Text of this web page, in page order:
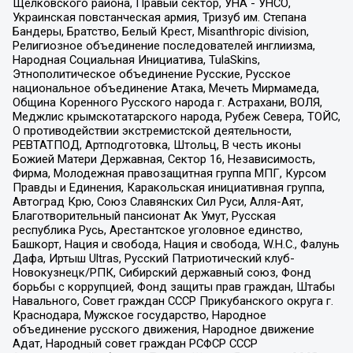
Щелковского района, Правый сектор, УНА - УНСО,
Украинская повстанческая армия, Тризуб им. Степана
Бандеры, Братство, Белый Крест, Misanthropic division,
Религиозное объединение последователей инглиизма,
Народная Социальная Инициатива, TulaSkins,
Этнополитическое объединение Русские, Русское
национальное объединение Атака, Мечеть Мирмамеда,
Община Коренного Русского народа г. Астрахани, ВОЛЯ,
Меджлис крымскотатарского народа, Рубеж Севера, ТОЙС,
О противодействии экстремистской деятельности,
РЕВТАТПОД, Артподготовка, Штольц, В честь иконы
Божией Матери Державная, Сектор 16, Независимость,
Фирма, Молодежная правозащитная группа МПГ, Курсом
Правды и Единения, Каракольская инициативная группа,
Автоград Крю, Союз Славянских Сил Руси, Алля-Аят,
Благотворительный пансионат Ак Умут, Русская
республика Русь, Арестантское уголовное единство,
Башкорт, Нация и свобода, Нация и свобода, W.H.С., Фалунь
Дафа, Иртыш Ultras, Русский Патриотический клуб-
Новокузнецк/РПК, Сибирский державный союз, Фонд
борьбы с коррупцией, Фонд защиты прав граждан, Штабы
Навального, Совет граждан СССР Прикубанского округа г.
Краснодара, Мужское государство, Народное
объединение русского движения, Народное движение
Адат, Народный совет граждан РСФСР СССР